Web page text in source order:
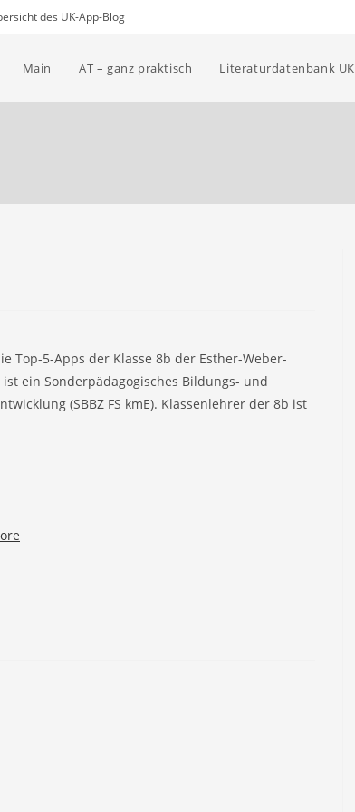
des UK-App-Blog
Main AT – ganz praktisch Literaturdatenbank UK
Top-5-Apps der Klasse 8b der Esther-Weber-
ein Sonderpädagogisches Bildungs- und
(SBBZ FS kmE). Klassenlehrer der 8b ist